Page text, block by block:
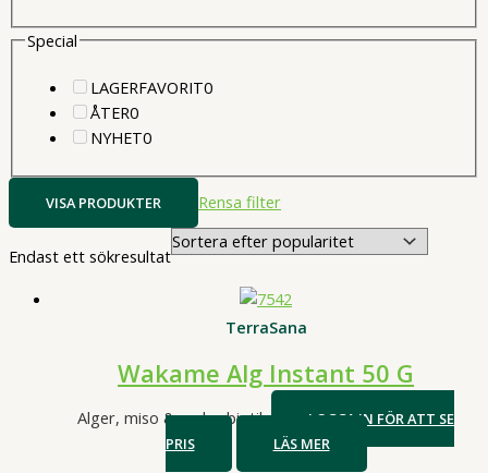
Special
LAGERFAVORIT00
ÅTER00
produkter
NYHET00
VISA PRODUKTER Rensa filter
Endast ett sökresultat
TerraSana
Wakame Alg Instant 50 G
Alger, miso & makrobiotik
LOGGA IN FÖR ATT SE
PRIS
LÄS MER